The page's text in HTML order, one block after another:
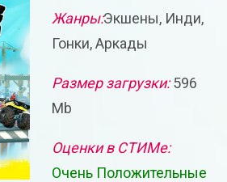
Жанры:Экшены, Инди,
Гонки, Аркады
Размер загрузки:596
Mb
Оценки в СТИМе:
Очень Положительные